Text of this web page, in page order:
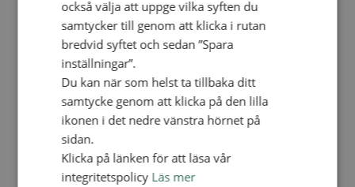
Integrationsarbete
För barns bästa – överallt
Missionsinspiratörens verktygslåda
PRAKTISKT
Materialbank
Redovisning och lönehantering
Kyrkoavgiften
LOGGA IN
Dokumentbanken
också välja att uppge vilka syften du
samtycker till genom att klicka i rutan
bredvid syftet och sedan ”Spara
inställningar”.
Du kan när som helst ta tillbaka ditt
samtycke genom att klicka på den lilla
ikonen i det nedre vänstra hörnet på
sidan.
Klicka på länken för att läsa vår
integritetspolicy Läs mer